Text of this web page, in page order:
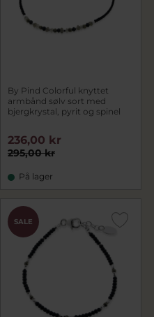
By Pind Colorful knyttet
armbånd sølv sort med
bjergkrystal, pyrit og spinel
295,00 kr
236,00 kr
På lager
SALE